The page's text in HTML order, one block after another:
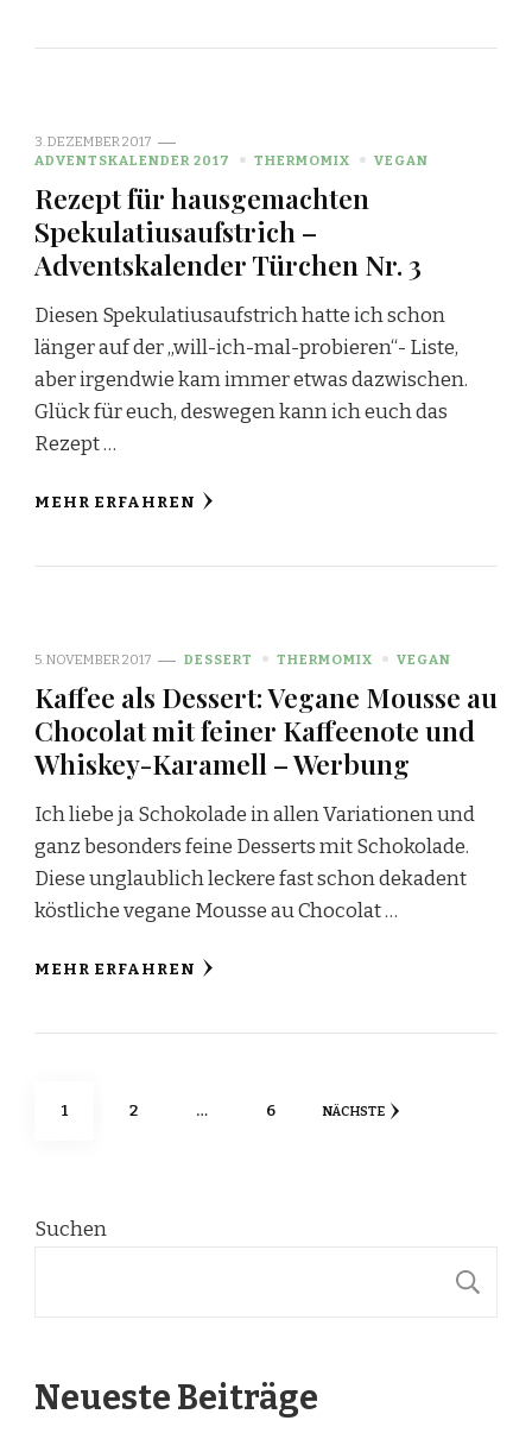
3. DEZEMBER 2017
ADVENTSKALENDER 2017
THERMOMIX VEGAN
Rezept für hausgemachten
Spekulatiusaufstrich –
Adventskalender Türchen Nr. 3
Diesen Spekulatiusaufstrich hatte ich schon
länger auf der „will-ich-mal-probieren“- Liste,
aber irgendwie kam immer etwas dazwischen.
Glück für euch, deswegen kann ich euch das
Rezept …
MEHR ERFAHREN
5. NOVEMBER 2017 DESSERT THERMOMIX VEGAN
Kaffee als Dessert: Vegane Mousse au
Chocolat mit feiner Kaffeenote und
Whiskey-Karamell – Werbung
Ich liebe ja Schokolade in allen Variationen und
ganz besonders feine Desserts mit Schokolade.
Diese unglaublich leckere fast schon dekadent
köstliche vegane Mousse au Chocolat …
MEHR ERFAHREN
Seitennummerierung
SEITE
1 SEITE
2 … SEITE
6 NÄCHSTE
Suchen
Neueste Beiträge